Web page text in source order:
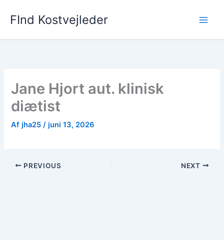
FInd Kostvejleder
Jane Hjort aut. klinisk
diætist
Af jha25/ juni 13, 2026
PREVIOUS NEXT